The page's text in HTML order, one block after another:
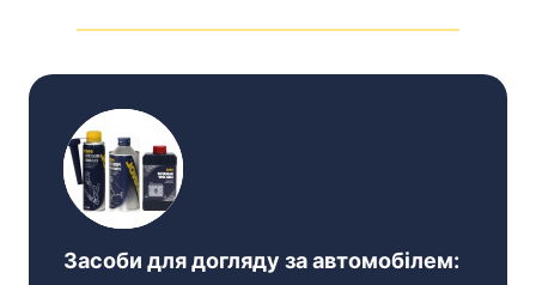
Засоби для догляду за автомобілем: